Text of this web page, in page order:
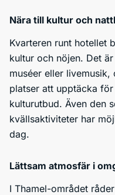
Nära till kultur och
Kvarteren runt hotellet
kultur och nöjen. Det
muséer eller livemusik,
platser att upptäcka
kulturutbud. Även den
kvällsaktiviteter har
dag.
Lättsam atmosfär i
I Thamel-området